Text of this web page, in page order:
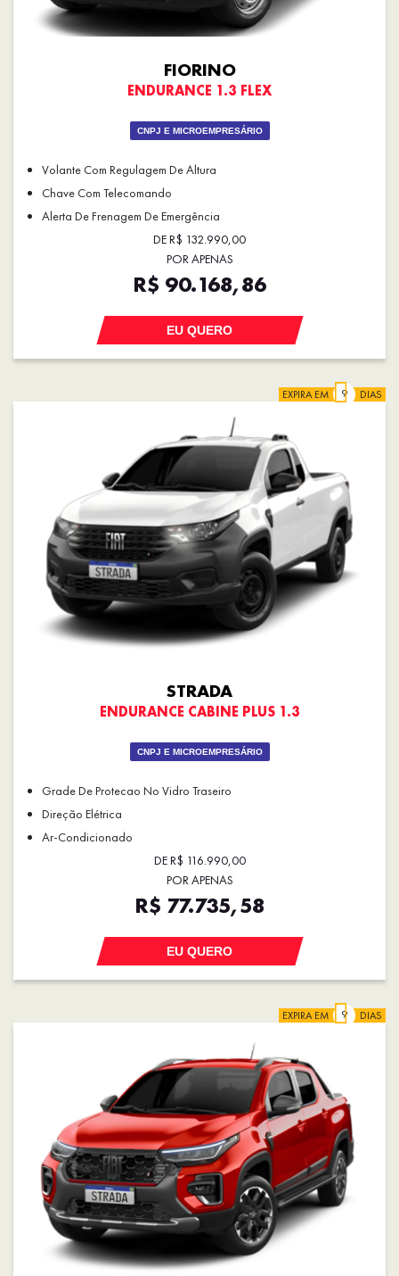
FIORINO
ENDURANCE 1.3 FLEX
CNPJ E MICROEMPRESÁRIO
Volante Com Regulagem De Altura
Chave Com Telecomando
Alerta De Frenagem De Emergência
DE R$ 132.990,00
POR APENAS
R$ 90.168,86
EU QUERO
EXPIRA EM DIAS
STRADA
ENDURANCE CABINE PLUS 1.3
CNPJ E MICROEMPRESÁRIO
Grade De Protecao No Vidro Traseiro
Direção Elétrica
Ar-Condicionado
DE R$ 116.990,00
POR APENAS
R$ 77.735,58
EU QUERO
EXPIRA EM DIAS